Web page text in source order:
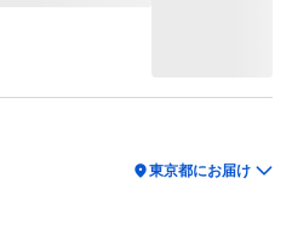
location_on東京都にお届け